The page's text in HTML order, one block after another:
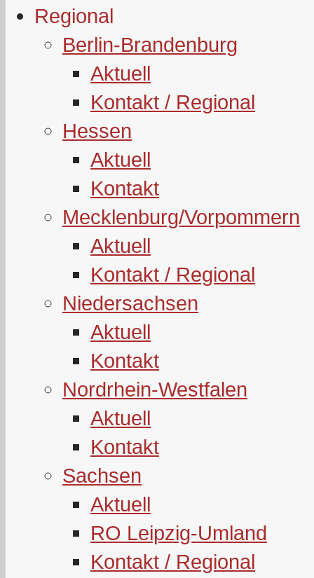
Regional
Berlin-Brandenburg
Aktuell
Kontakt / Regional
Hessen
Aktuell
Kontakt
Mecklenburg/Vorpommern
Aktuell
Kontakt / Regional
Niedersachsen
Aktuell
Kontakt
Nordrhein-Westfalen
Aktuell
Kontakt
Sachsen
Aktuell
RO Leipzig-Umland
Kontakt / Regional